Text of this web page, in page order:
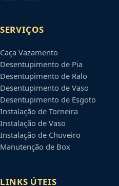
SERVIÇOS
Caça Vazamento
Desentupimento de Pia
Desentupimento de Ralo
Desentupimento de Vaso
Desentupimento de Esgoto
Instalação de Torneira
Instalação de Vaso
Instalação de Chuveiro
Manutenção de Box
LINKS ÚTEIS